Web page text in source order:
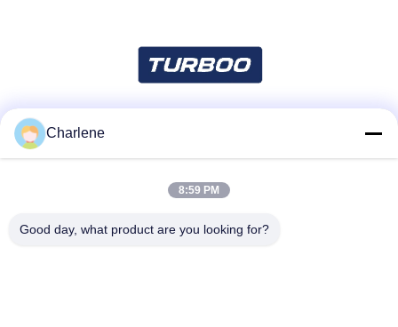
Charlene
8:59 PM
Good day, what product are you looking for?